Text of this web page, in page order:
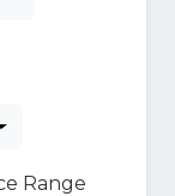
Range